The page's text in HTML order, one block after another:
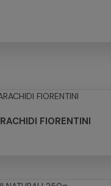
FIORENTINI